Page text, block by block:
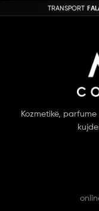
Kozmetikë,
TRANSPORT